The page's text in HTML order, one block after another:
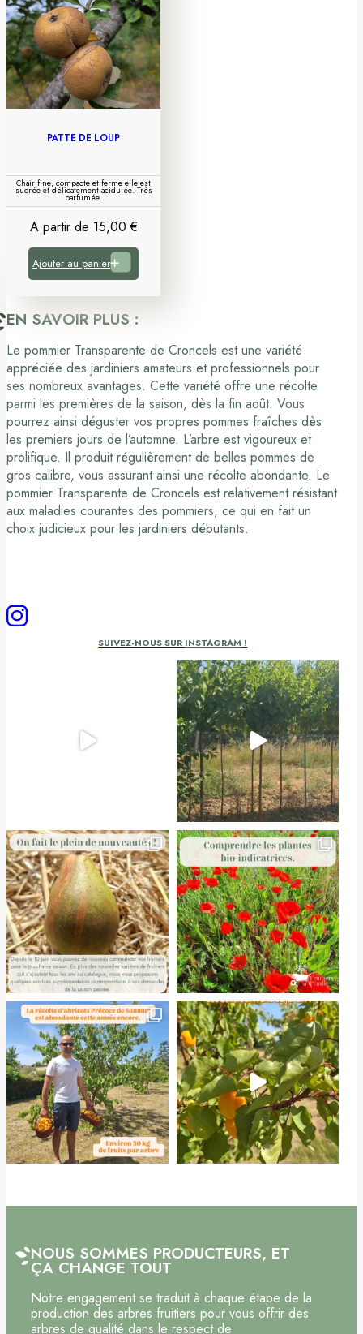
PATTE DE LOUP
Chair fine, compacte et ferme elle est
sucrée et délicatement acidulée. Très
parfumée.
A partir de 15,00€
Ajouter au panier
EN SAVOIR PLUS :
Le pommier Transparente de Croncels est une variété
appréciée des jardiniers amateurs et professionnels pour
ses nombreux avantages. Cette variété offre une récolte
parmi les premières de la saison, dès la fin août. Vous
pourrez ainsi déguster vos propres pommes fraîches dès
les premiers jours de l’automne. L’arbre est vigoureux et
prolifique. Il produit régulièrement de belles pommes de
gros calibre, vous assurant ainsi une récolte abondante. Le
pommier Transparente de Croncels est relativement résistant
aux maladies courantes des pommiers, ce qui en fait un
choix judicieux pour les jardiniers débutants.
SUIVEZ-NOUS SUR INSTAGRAM !
NOUS SOMMES PRODUCTEURS, ET
ÇA CHANGE TOUT
Notre engagement se traduit à chaque étape de la
production des arbres fruitiers pour vous offrir des
arbres de qualité dans le respect de